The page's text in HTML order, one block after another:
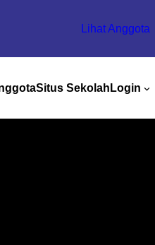
Lihat Anggota
Situs Sekolah Login